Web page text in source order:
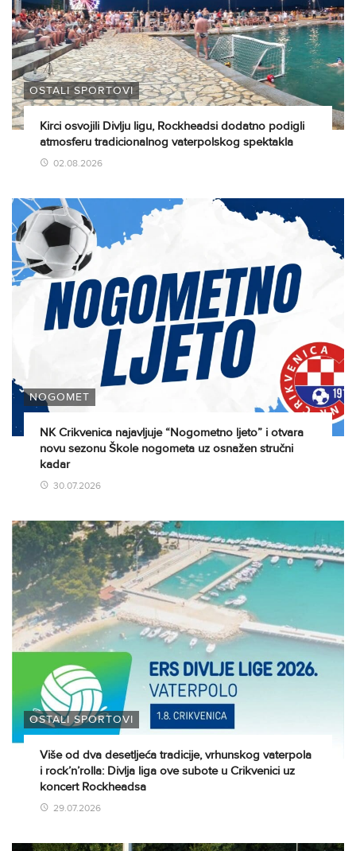
OSTALI SPORTOVI
Kirci osvojili Divlju ligu, Rockheadsi dodatno podigli
atmosferu tradicionalnog vaterpolskog spektakla
02.08.2026
NOGOMET
NK Crikvenica najavljuje “Nogometno ljeto” i otvara
novu sezonu Škole nogometa uz osnažen stručni
kadar
30.07.2026
OSTALI SPORTOVI
Više od dva desetljeća tradicije, vrhunskog vaterpola
i rock’n’rolla: Divlja liga ove subote u Crikvenici uz
koncert Rockheadsa
29.07.2026